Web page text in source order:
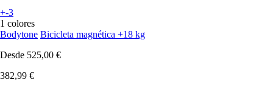
+-3
1 colores
Bodytone Bicicleta magnética +18 kg
Desde 525,00 €
382,99 €